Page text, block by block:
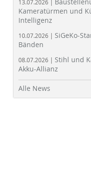
13.07.2026 |
Kameratürmen und
Intelligenz
10.07.2026 | SiGeKo-
Bänden
08.07.2026 | Stihl und
Akku-Allianz
Alle News